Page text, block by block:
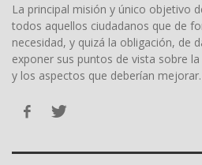
La principal misión y único objetivo
todos aquellos ciudadanos que de
necesidad, y quizá la obligación, de
exponer sus puntos de vista sobre
y los aspectos que deberían mejorar.